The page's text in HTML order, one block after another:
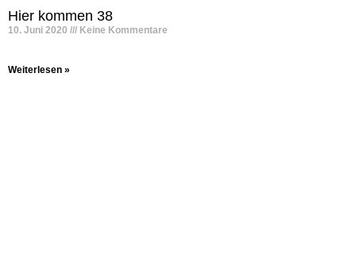
Hier kommen 38
10. Juni 2020 Keine Kommentare
Weiterlesen »